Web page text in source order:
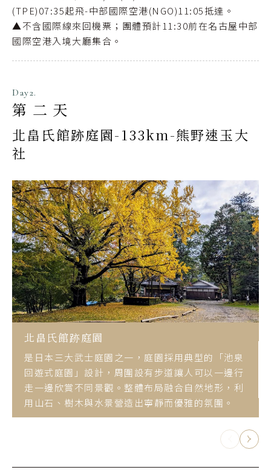
(TPE)07:35起飛-中部國際空港(NGO)11:05抵達。
▲不含國際線來回機票；團體預計11:30前在名古屋中部
國際空港入境大廳集合。
Day2.
第二天
北畠氏館跡庭園-133km-熊野速玉大
社
北畠氏館跡庭園
是日本三大武士庭園之一，庭園採用典型的「池泉
回遊式庭園」設計，周圍設有步道讓人可以一邊行
走一邊欣賞不同景觀。整體布局融合自然地形，利
用山石、樹木與水景營造出寧靜而優雅的氛圍。